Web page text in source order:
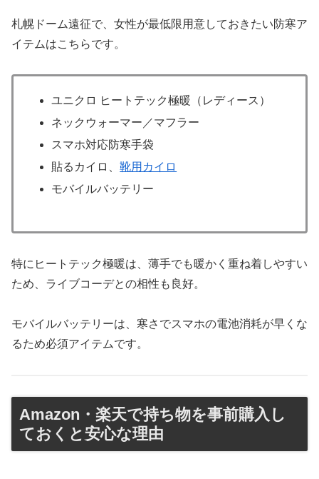
札幌ドーム遠征で、女性が最低限用意しておきたい防寒ア
イテムはこちらです。
ユニクロ ヒートテック極暖（レディース）
ネックウォーマー／マフラー
スマホ対応防寒手袋
貼るカイロ、靴用カイロ
モバイルバッテリー
特にヒートテック極暖は、薄手でも暖かく重ね着しやすい
ため、ライブコーデとの相性も良好。
モバイルバッテリーは、寒さでスマホの電池消耗が早くな
るため必須アイテムです。
Amazon・楽天で持ち物を事前購入し
ておくと安心な理由